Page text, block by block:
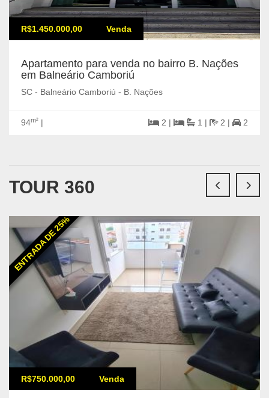
R$1.450.000,00 Venda
Apartamento para venda no bairro B. Nações
em Balneário Camboriú
SC - Balneário Camboriú - B. Nações
94m² | 2 | 1 | 2 | 2
TOUR 360
ENTRADA DE 25%
R$750.000,00 Venda